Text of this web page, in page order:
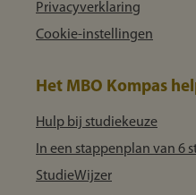
Privacyverklaring
Cookie-instellingen
Het MBO Kompas
Hulp bij studiekeuze
In een stappenplan van 6
StudieWijzer